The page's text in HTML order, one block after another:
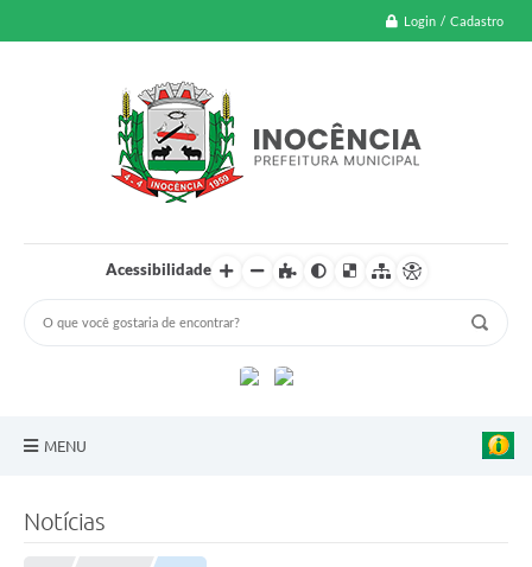
Login / Cadastro
Acessibilidade
MENU
Notícias